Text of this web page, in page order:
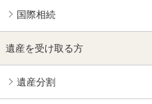
国際相続
遺産を受け取る方
遺産分割